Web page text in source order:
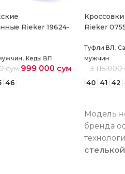
Rieker 19624-
, Кеды ВЛ
сум 999 000 сум
46
Rieker
Туфли ВЛ,
мужчин
3 115 000
40 41 42
Модель
бренда
стелькой